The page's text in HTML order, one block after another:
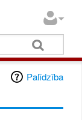
Palīdzība